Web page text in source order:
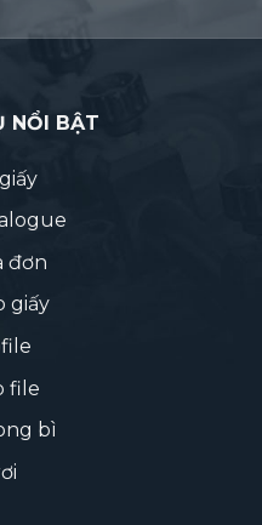
NỔI BẬT
đơn
giấy
file
bì